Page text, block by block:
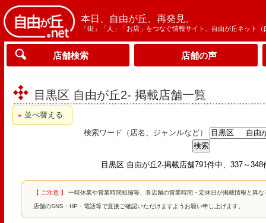
本日、自由が丘、再発見。
「街」「人」「お店」をつなぐ情報サイト、自由が丘ネット（
店舗検索 店舗の声
目黒区 自由が丘2- 掲載店舗一覧
並べ替える
検索ワード（店名、ジャンルなど）
目黒区 自由が丘2-掲載店舗791件中、337～348
【 ご注意 】 一時休業や営業時間短縮等、各店舗の営業時間・定休日が掲載情報と異
店舗のSNS・HP・電話等で直接ご確認いただけますようお願い申し上げます。